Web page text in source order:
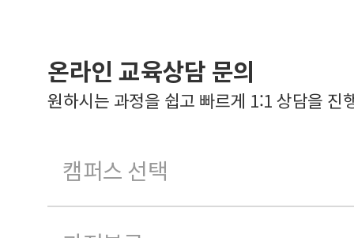
온라인 교육상담 문의
원하시는 과정을 쉽고 빠르게 1:1 상담을 진